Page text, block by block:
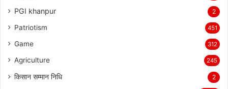
PGI khanpur 2
Patriotism 451
Game 312
Agriculture 245
किसान सम्मान निधि 2